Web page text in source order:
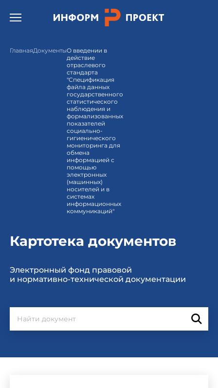
Открыть бургер меню.
ГлавнаяДокументыО введении в
действие
отраслевого
стандарта
"Спецификация
файла данных
государственного
статистического
наблюдения и
формализованных
показателей
социально-
гигиенического
мониторинга для
обмена
информацией с
помощью
электронных
(машинных)
носителей и в
системах
информационных
коммуникаций"
Картотека документов
Электронный фонд правовой
и нормативно-технической документации